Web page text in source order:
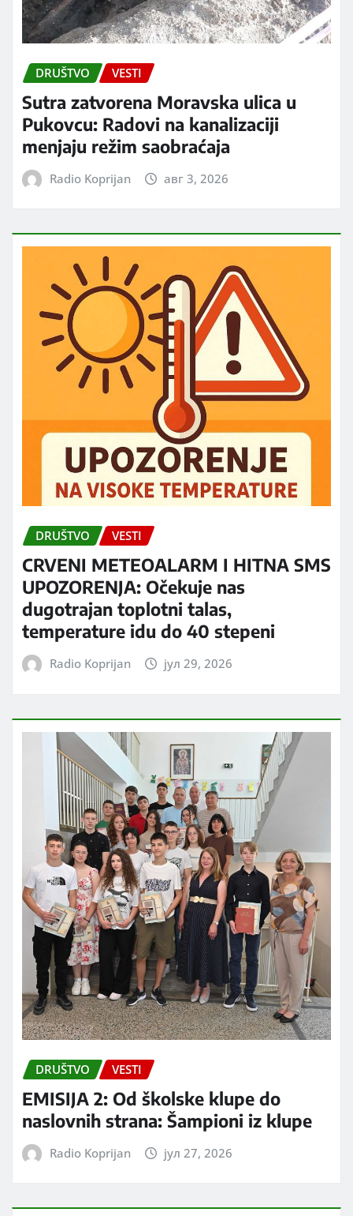
DRUŠTVO VESTI
Sutra zatvorena Moravska ulica u
Pukovcu: Radovi na kanalizaciji
menjaju režim saobraćaja
Radio Koprijan авг 3, 2026
DRUŠTVO VESTI
CRVENI METEOALARM I HITNA SMS
UPOZORENJA: Očekuje nas
dugotrajan toplotni talas,
temperature idu do 40 stepeni
Radio Koprijan јул 29, 2026
DRUŠTVO VESTI
EMISIJA 2: Od školske klupe do
naslovnih strana: Šampioni iz klupe
Radio Koprijan јул 27, 2026